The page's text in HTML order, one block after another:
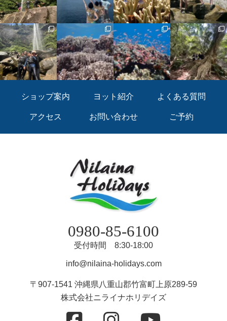
ショップ案内 ヨット紹介 よくある質問
アクセス お問い合わせ ご予約
0980-85-6100
受付時間 8:30-18:00
info@nilaina-holidays.com
〒907-1541 沖縄県八重山郡竹富町上原289-59
株式会社ニライナホリデイズ